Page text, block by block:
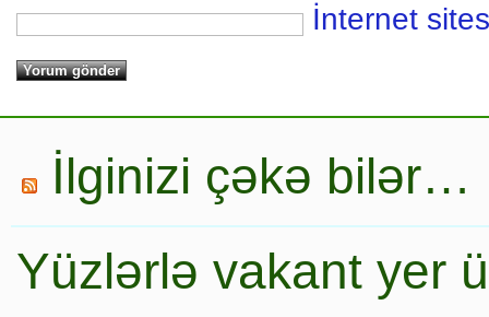
İnternet
İlginizi çəkə bilər…
Yüzlərlə vakant yer